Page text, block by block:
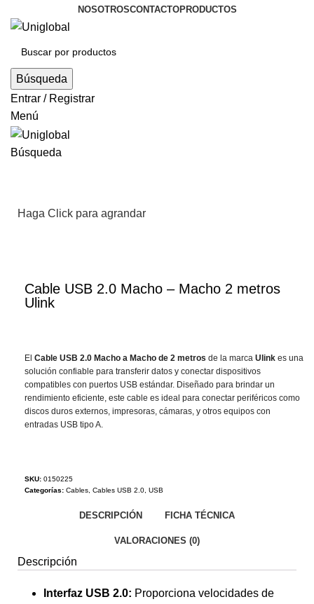
NOSOTROSCONTACTOPRODUCTOS
Búsqueda
Entrar / Registrar
Menú
Búsqueda
Haga Click para agrandar
Cable USB 2.0 Macho – Macho 2 metros
Ulink
El Cable USB 2.0 Macho a Macho de 2 metros de la marca Ulink es una
solución confiable para transferir datos y conectar dispositivos
compatibles con puertos USB estándar. Diseñado para brindar un
rendimiento eficiente, este cable es ideal para conectar periféricos como
discos duros externos, impresoras, cámaras, y otros equipos con
entradas USB tipo A.
SKU: 0150225
Categorías: Cables Cables USB 2.0 USB
DESCRIPCIÓN FICHA TÉCNICA
VALORACIONES (0)
Descripción
Interfaz USB 2.0: Proporciona velocidades de